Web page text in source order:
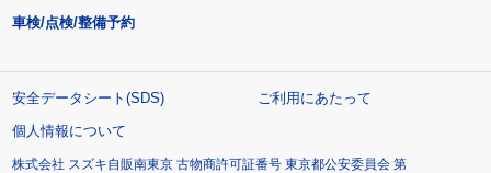
車検/点検/整備予約
安全データシート(SDS)
ご利用にあたって
個人情報について
株式会社 スズキ自販南東京 古物商許可証番号 東京都公安委員会 第